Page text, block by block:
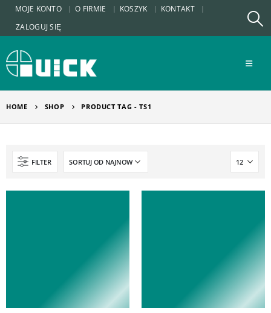
MOJE KONTO O FIRMIE KOSZYK
KONTAKT
ZALOGUJ SIĘ
HOME SHOP PRODUCT TAG -TS1
FILTER